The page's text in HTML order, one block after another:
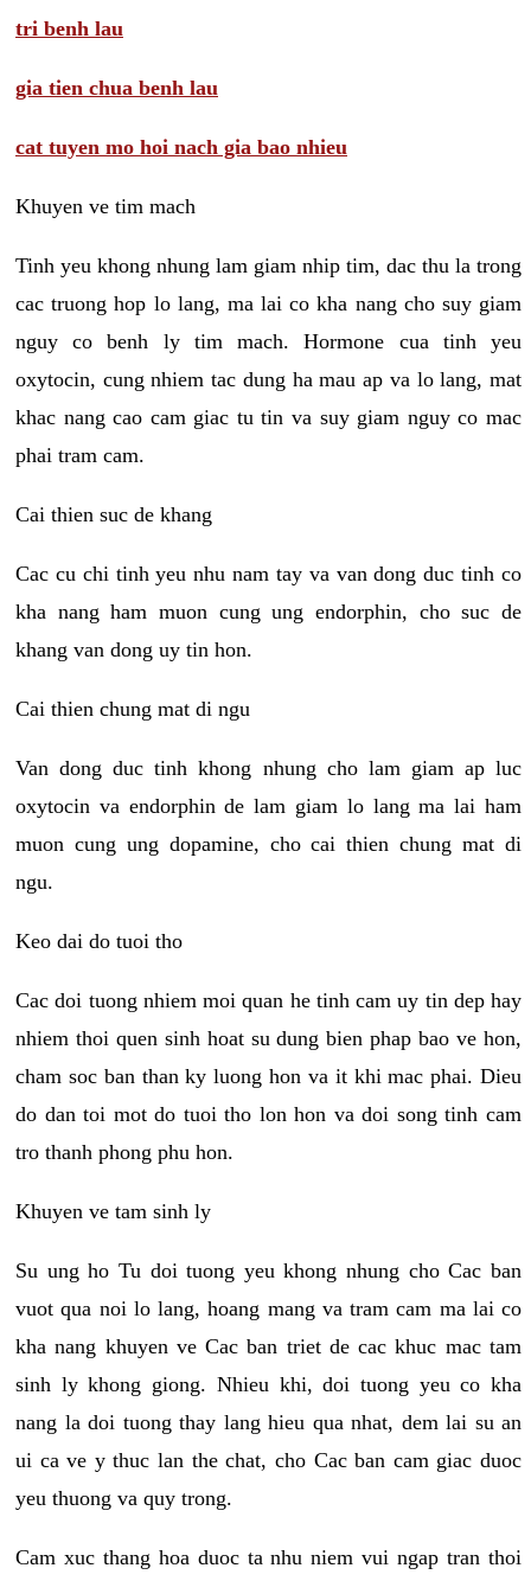
tri benh lau
gia tien chua benh lau
cat tuyen mo hoi nach gia bao nhieu
Khuyen ve tim mach
Tinh yeu khong nhung lam giam nhip tim, dac thu la trong
cac truong hop lo lang, ma lai co kha nang cho suy giam
nguy co benh ly tim mach. Hormone cua tinh yeu
oxytocin, cung nhiem tac dung ha mau ap va lo lang, mat
khac nang cao cam giac tu tin va suy giam nguy co mac
phai tram cam.
Cai thien suc de khang
Cac cu chi tinh yeu nhu nam tay va van dong duc tinh co
kha nang ham muon cung ung endorphin, cho suc de
khang van dong uy tin hon.
Cai thien chung mat di ngu
Van dong duc tinh khong nhung cho lam giam ap luc
oxytocin va endorphin de lam giam lo lang ma lai ham
muon cung ung dopamine, cho cai thien chung mat di
ngu.
Keo dai do tuoi tho
Cac doi tuong nhiem moi quan he tinh cam uy tin dep hay
nhiem thoi quen sinh hoat su dung bien phap bao ve hon,
cham soc ban than ky luong hon va it khi mac phai. Dieu
do dan toi mot do tuoi tho lon hon va doi song tinh cam
tro thanh phong phu hon.
Khuyen ve tam sinh ly
Su ung ho Tu doi tuong yeu khong nhung cho Cac ban
vuot qua noi lo lang, hoang mang va tram cam ma lai co
kha nang khuyen ve Cac ban triet de cac khuc mac tam
sinh ly khong giong. Nhieu khi, doi tuong yeu co kha
nang la doi tuong thay lang hieu qua nhat, dem lai su an
ui ca ve y thuc lan the chat, cho Cac ban cam giac duoc
yeu thuong va quy trong.
Cam xuc thang hoa duoc ta nhu niem vui ngap tran thoi